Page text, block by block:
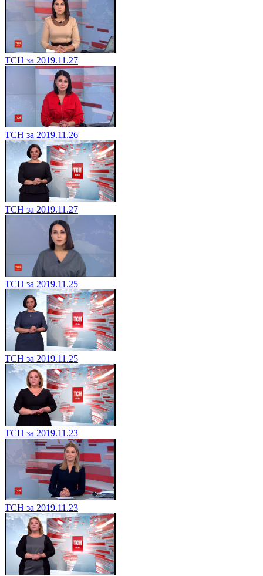
ТСН за 2019.11.27
ТСН за 2019.11.26
ТСН за 2019.11.27
ТСН за 2019.11.25
ТСН за 2019.11.25
ТСН за 2019.11.23
ТСН за 2019.11.23